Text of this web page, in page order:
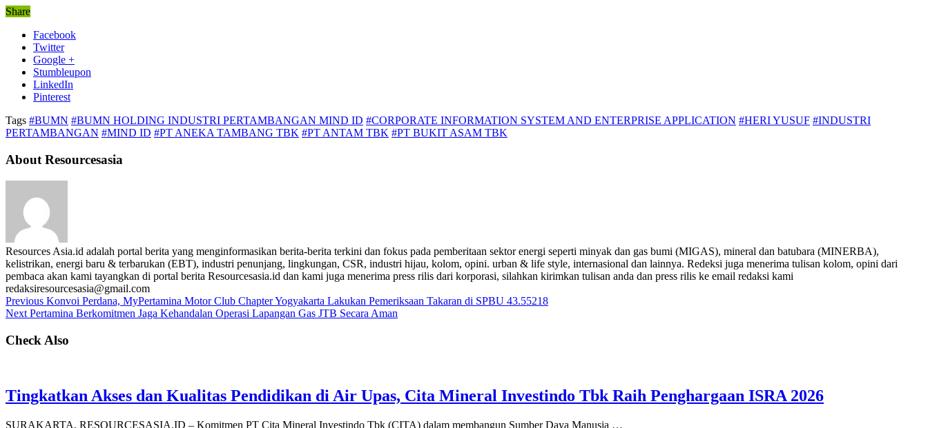
Share
Facebook
Twitter
Google +
Stumbleupon
LinkedIn
Pinterest
Tags #BUMN #BUMN HOLDING INDUSTRI PERTAMBANGAN MIND ID #CORPORATE INFORMATION SYSTEM AND ENTERPRISE APPLICATION #HERI YUSUF #INDUSTRI
PERTAMBANGAN #MIND ID #PT ANEKA TAMBANG TBK #PT ANTAM TBK #PT BUKIT ASAM TBK
About Resourcesasia
Resources Asia.id adalah portal berita yang menginformasikan berita-berita terkini dan fokus pada pemberitaan sektor energi seperti minyak dan gas bumi (MIGAS), mineral dan batubara (MINERBA),
kelistrikan, energi baru & terbarukan (EBT), industri penunjang, lingkungan, CSR, industri hijau, kolom, opini. urban & life style, internasional dan lainnya. Redeksi juga menerima tulisan kolom, opini dari
pembaca akan kami tayangkan di portal berita Resourcesasia.id dan kami juga menerima press rilis dari korporasi, silahkan kirimkan tulisan anda dan press rilis ke email redaksi kami
redaksiresourcesasia@gmail.com
Previous Konvoi Perdana, MyPertamina Motor Club Chapter Yogyakarta Lakukan Pemeriksaan Takaran di SPBU 43.55218
Next Pertamina Berkomitmen Jaga Kehandalan Operasi Lapangan Gas JTB Secara Aman
Check Also
Tingkatkan Akses dan Kualitas Pendidikan di Air Upas, Cita Mineral Investindo Tbk Raih Penghargaan ISRA 2026
SURAKARTA, RESOURCESASIA.ID – Komitmen PT Cita Mineral Investindo Tbk (CITA) dalam membangun Sumber Daya Manusia …